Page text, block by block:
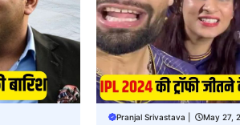
Pranjal Srivastava May 27,